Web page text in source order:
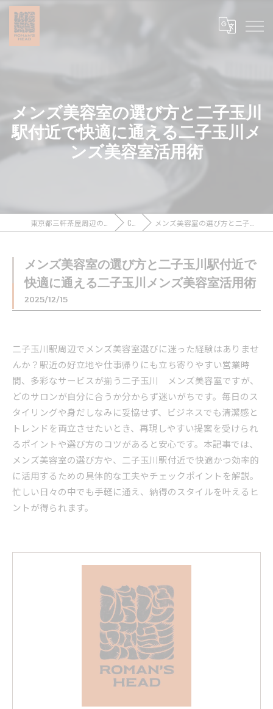
メンズ美容室の選び方と二子玉川
駅付近で快適に通える二子玉川メ
ンズ美容室活用術
COLUMN メンズ美容室の選び方と二子玉川駅付近で快適に通える二子玉川メンズ美容室活用術
メンズ美容室の選び方と二子玉川駅付近で
快適に通える二子玉川メンズ美容室活用術
2025/12/15
二子玉川駅周辺でメンズ美容室選びに迷った経験はありませ
んか？駅近の好立地や仕事帰りにも立ち寄りやすい営業時
間、多彩なサービスが揃う二子玉川 メンズ美容室ですが、
どのサロンが自分に合うか分からず迷いがちです。毎日のス
タイリングや身だしなみに妥協せず、ビジネスでも清潔感と
トレンドを両立させたいとき、再現しやすい提案を受けられ
るポイントや選び方のコツがあると安心です。本記事では、
メンズ美容室の選び方や、二子玉川駅付近で快適かつ効率的
に活用するための具体的な工夫やチェックポイントを解説。
忙しい日々の中でも手軽に通え、納得のスタイルを叶えるヒ
ントが得られます。